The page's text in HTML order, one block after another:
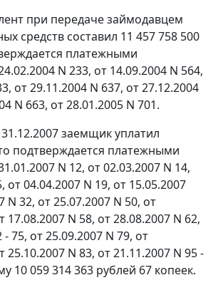
при передаче займодавцем
средств составил 11 457 758 500
платежными
N 233, от 14.09.2004 N 564,
от 29.11.2004 N 637, от 27.12.2004
N 663, от 28.01.2005 N 701.
заемщик уплатил
подтверждается платежными
N 12, от 02.03.2007 N 14,
от 04.04.2007 N 19, от 15.05.2007
N 32, от 25.07.2007 N 50, от
17.08.2007 N 58, от 28.08.2007 N 62,
- 75, от 25.09.2007 N 79, от
25.10.2007 N 83, от 21.11.2007 N 95 -
10 059 314 363 рублей 67 копеек.